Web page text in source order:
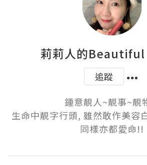
莉莉人的
追蹤
鍾意靚人~靚事~靚
生命中靚字行頭, 雖然敢作美容
同樣亦都愛命!!